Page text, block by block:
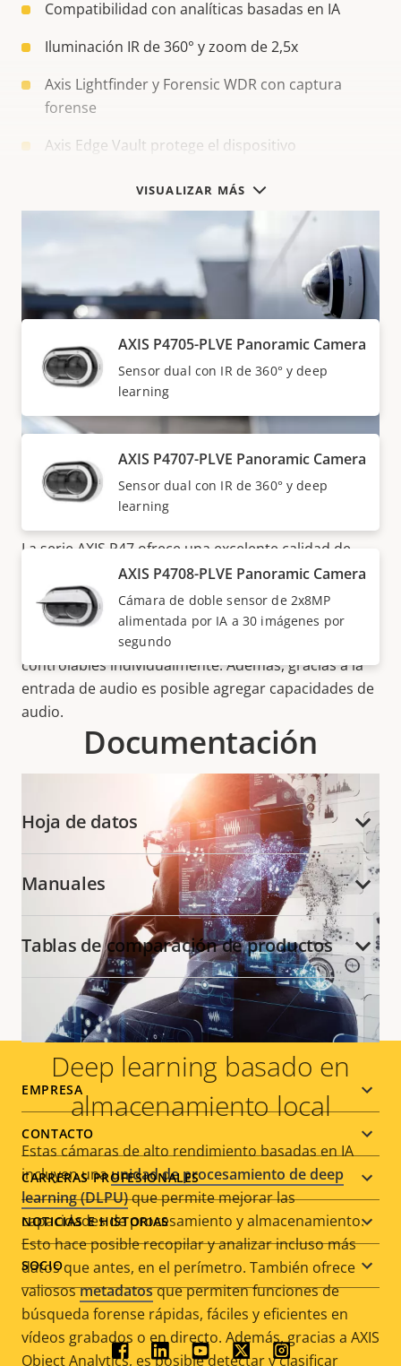
VISUALIZAR MÁS
Compatibilidad con analíticas basadas en IA
Iluminación IR de 360° y zoom de 2,5x
Axis Lightfinder y Forensic WDR con captura
forense
Axis Edge Vault protege el dispositivo
Visibilidad total a todas horas
La serie AXIS P47 ofrece una excelente calidad de
imagen incluso en condiciones de luz difíciles. Estas
cámaras multidireccionales de doble sensor
incluyen dos canales con hasta 4K por canal.
Cuentan con iluminación IR de 360° con LED
controlables individualmente. Además, gracias a la
entrada de audio es posible agregar capacidades de
audio.
Deep learning basado en
almacenamiento local
Estas cámaras de alto rendimiento basadas en IA
incluyen unaunidad de procesamiento de deep
learning (DLPU)que permite mejorar las
capacidades de procesamiento y almacenamiento.
Esto hace posible recopilar y analizar incluso más
datos que antes, en el perímetro. También ofrece
valiososmetadatosque permiten funciones de
búsqueda forense rápidas, fáciles y eficientes en
vídeos grabados o en directo. Además, gracias a AXIS
Object Analytics, es posible detectar y clasificar
Productos de la SERIE AXIS P47
AXIS P4705-PLVE Panoramic Camera
Sensor dual con IR de 360° y deep
learning
AXIS P4707-PLVE Panoramic Camera
Sensor dual con IR de 360° y deep
learning
AXIS P4708-PLVE Panoramic Camera
Cámara de doble sensor de 2x8MP
alimentada por IA a 30 imágenes por
segundo
Documentación
Hoja de datos
Manuales
Tablas de comparación de productos
Footer
menu
EMPRESA
CONTACTO
CARRERAS PROFESIONALES
NOTICIAS E HISTORIAS
SOCIO